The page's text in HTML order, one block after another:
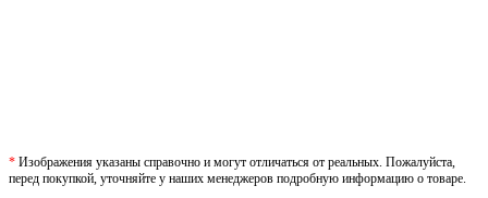
* Изображения указаны справочно и могут отличаться от реальных. Пожалуйста,
перед покупкой, уточняйте у наших менеджеров подробную информацию о товаре.